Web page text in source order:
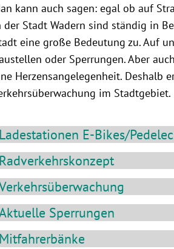
kann auch sagen: egal ob auf
der Stadt Wadern sind ständig in
eine große Bedeutung zu. Auf
oder Sperrungen. Aber
Herzensangelegenheit. Deshalb
im Stadtgebiet.
Ladestationen E-Bikes/
Radverkehrskonzept
Sperrungen
Mitfahrerbänke